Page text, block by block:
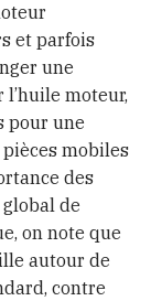
et parfois
une
moteur,
pour une
mobiles
des
de
on note que
autour de
contre